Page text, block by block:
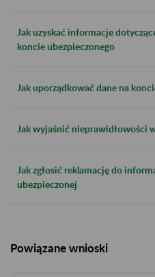
Jak uzyskać informacje
koncie ubezpieczonego
Jak uporządkować dane na
Jak wyjaśnić nieprawidłowości
Jak zgłosić reklamację do
ubezpieczonej
Powiązane wnioski